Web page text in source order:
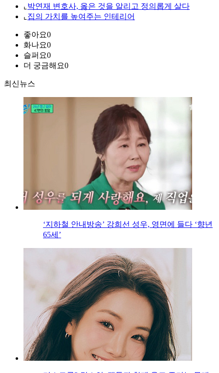
⌞ 박연재 변호사, 옳은 것을 알리고 정의롭게 살다
⌞ 집의 가치를 높여주는 인테리어
좋아요0
화나요0
슬퍼요0
더 궁금해요0
최신뉴스
‘지하철 안내방송’ 강희선 성우, 영면에 들다 ‘향년
65세’